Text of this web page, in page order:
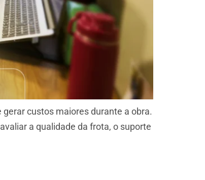
custos maiores durante a obra.
a qualidade da frota, o suporte